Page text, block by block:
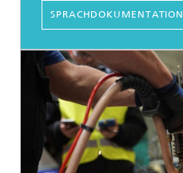
SPRACHDOKUMENTATION